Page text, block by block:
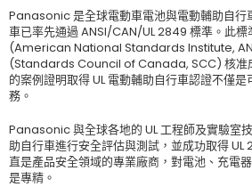
Panasonic 是全球電動車電池與電動輔助自行
車已率先通過 ANSI/CAN/UL 2849 標準。此
(American National Standards Institute,
(Standards Council of Canada, SCC) 核准
的案例證明取得 UL 電動輔助自行車認證不僅
務。
Panasonic 與全球各地的 UL 工程師及實驗室
助自行車進行安全評估與測試，並成功取得
直是產品安全領域的專業廠商，對電池、充電
是專精。